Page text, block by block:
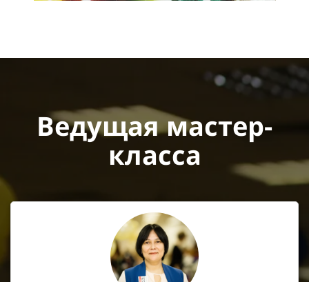
Ведущая мастер-
класса